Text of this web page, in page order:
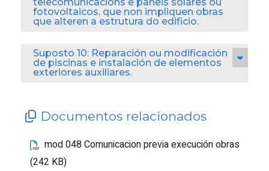
fotovoltaicos, que non impliquen obras
que alteren a estrutura do edificio.
Suposto 10: Reparación ou modificación
de piscinas e instalación de elementos
exteriores auxiliares.
Documentos relacionados
mod 048 Comunicacion previa execución obras
(242 KB)